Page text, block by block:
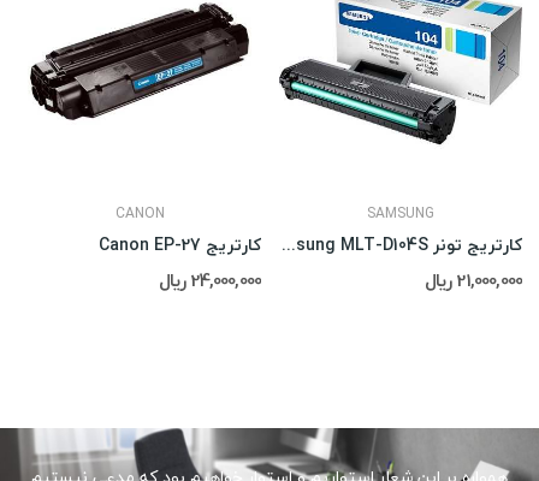
CANON
کارتریج Canon EP-27
24,000,000 ریال
SAMSUNG
کارتریج تونر Samsung MLT-D104S
21,000,000 ریال